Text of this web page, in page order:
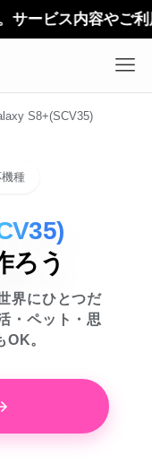
内容やご利用方法
S8+(SCV35)
種
ろう
界にひとつだ
・ペット・思
。